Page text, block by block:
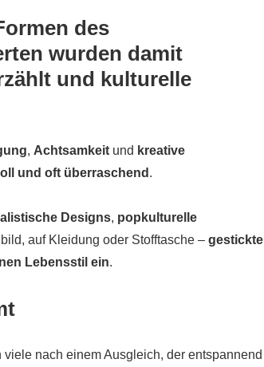
des
wurden damit
und kulturelle
, Achtsamkeit und kreative
und oft überraschend .
Designs, popkulturelle
auf Kleidung oder Stofftasche – gestickte
Lebensstil ein.
viele nach einem Ausgleich, der entspannend